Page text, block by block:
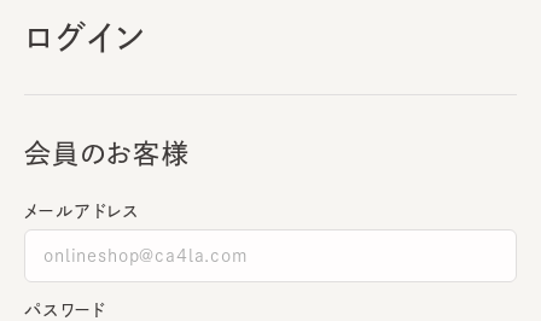
ログイン
会員のお客様
メールアドレス
パスワード